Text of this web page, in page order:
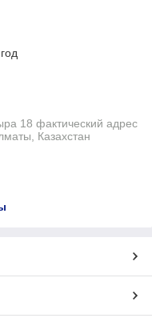
18 фактический адрес
Казахстан